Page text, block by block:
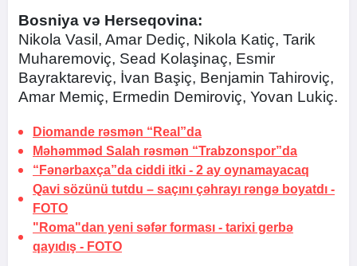
Bosniya və Herseqovina:
Nikola Vasil, Amar Dediç, Nikola Katiç, Tarik
Muharemoviç, Sead Kolaşinaç, Esmir
Bayraktareviç, İvan Başiç, Benjamin Tahiroviç,
Amar Memiç, Ermedin Demiroviç, Yovan Lukiç.
Diomande rəsmən “Real”da
Məhəmməd Salah rəsmən “Trabzonspor”da
“Fənərbaxça”da ciddi itki - 2 ay oynamayacaq
Qavi sözünü tutdu – saçını çəhrayı rəngə boyatdı -
FOTO
"Roma"dan yeni səfər forması - tarixi gerbə
qayıdış - FOTO